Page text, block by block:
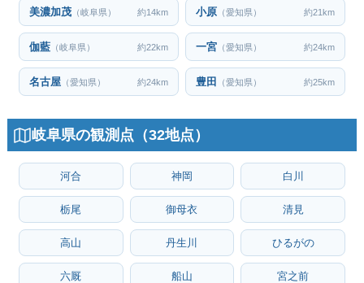
美濃加茂（岐阜県） 約14km 小原 （愛知県） 約21km
伽藍（岐阜県） 約22km 一宮（愛知県） 約24km
名古屋（愛知県） 約24km 豊田 （愛知県） 約25km
岐阜県の観測点（32地点）
河合 神岡 白川
栃尾 御母衣 清見
高山 丹生川 ひるがの
六厩 船山 宮之前